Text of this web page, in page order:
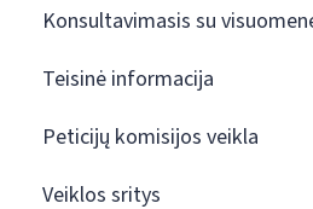
Konsultavimasis su
Teisinė informacija
Peticijų komisijos veikla
Veiklos sritys